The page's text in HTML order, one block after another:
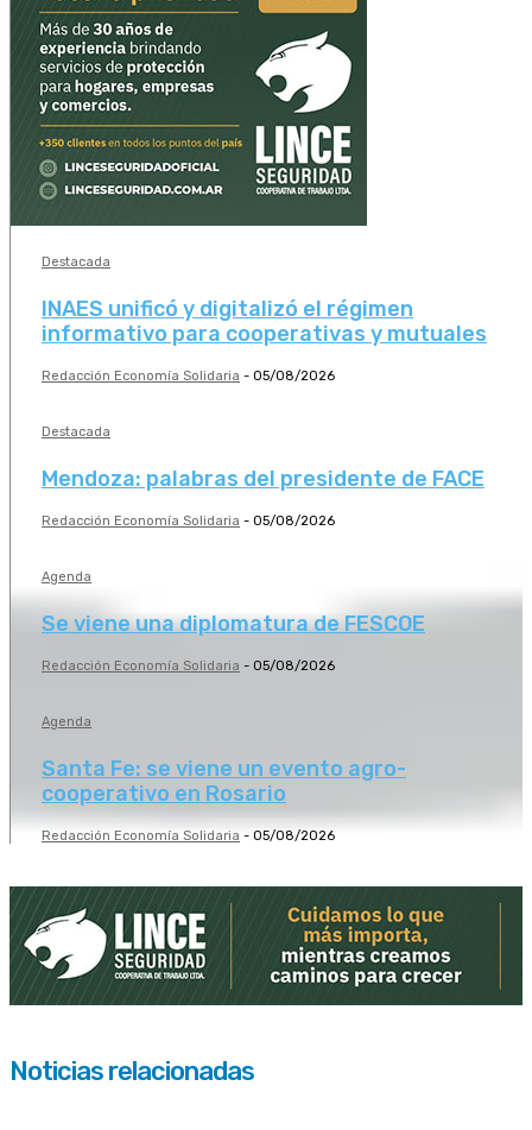
Destacada
INAES unificó y digitalizó el régimen
informativo para cooperativas y mutuales
Redacción Economía Solidaria - 05/08/2026
Destacada
Mendoza: palabras del presidente de FACE
Redacción Economía Solidaria - 05/08/2026
Agenda
Se viene una diplomatura de FESCOE
Redacción Economía Solidaria - 05/08/2026
Agenda
Santa Fe: se viene un evento agro-
cooperativo en Rosario
Redacción Economía Solidaria - 05/08/2026
Noticias relacionadas